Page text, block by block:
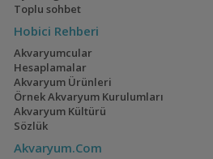
Head Tapajos
Ateşağız
Toplu sohbet
Hobici Rehberi
Akvaryumcular
Hesaplamalar
Akvaryum Ürünleri
Örnek Akvaryum Kurulumları
Akvaryum Kültürü
Sözlük
Akvaryum.Com